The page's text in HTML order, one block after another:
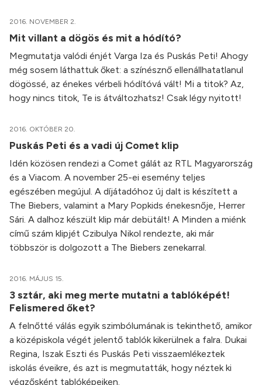
2016. NOVEMBER 2.
Mit villant a dögös és mit a hódító?
Megmutatja valódi énjét Varga Iza és Puskás Peti! Ahogy
még sosem láthattuk őket: a színésznő ellenállhatatlanul
dögössé, az énekes vérbeli hódítóvá vált! Mi a titok? Az,
hogy nincs titok, Te is átváltozhatsz! Csak légy nyitott!
2016. OKTÓBER 20.
Puskás Peti és a vadi új Comet klip
Idén közösen rendezi a Comet gálát az RTL Magyarország
és a Viacom. A november 25-ei esemény teljes
egészében megújul. A díjátadóhoz új dalt is készített a
The Biebers, valamint a Mary Popkids énekesnője, Herrer
Sári. A dalhoz készült klip már debütált! A Minden a miénk
című szám klipjét Czibulya Nikol rendezte, aki már
többször is dolgozott a The Biebers zenekarral.
2016. MÁJUS 15.
3 sztár, aki meg merte mutatni a tablóképét!
Felismered őket?
A felnőtté válás egyik szimbólumának is tekinthető, amikor
a középiskola végét jelentő tablók kikerülnek a falra. Dukai
Regina, Iszak Eszti és Puskás Peti visszaemlékeztek
iskolás éveikre, és azt is megmutatták, hogy néztek ki
végzősként tablóképeiken.